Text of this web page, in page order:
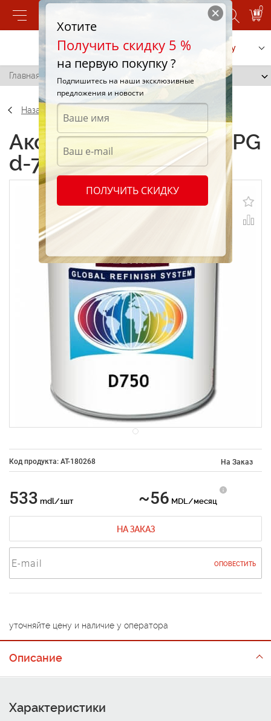
0
Позвонить Заказать услугу
Главная /
Назад
Аксессуары Краска PPG
d-750/e 1l.
Код продукта: AT-180268 На Заказ
533 mdl/1шт ~56 MDL/месяц
НА ЗАКАЗ
ОПОВЕСТИТЬ
уточняйте цену и наличие у оператора
Описание
Характеристики
Хотите
Получить скидку 5 %
на первую покупку ?
Подпишитесь на наши эксклюзивные
предложения и новости
ПОЛУЧИТЬ СКИДКУ